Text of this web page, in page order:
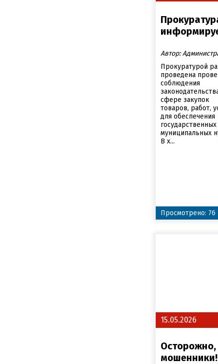
Автор:
Прокуратурой
проведена
соблюдения
сфере закупок
товаров, работ,
для обеспечения
муниципальных
В х...
Просмотрено: 76
15.05.2026
Осторожно,
мошенники!